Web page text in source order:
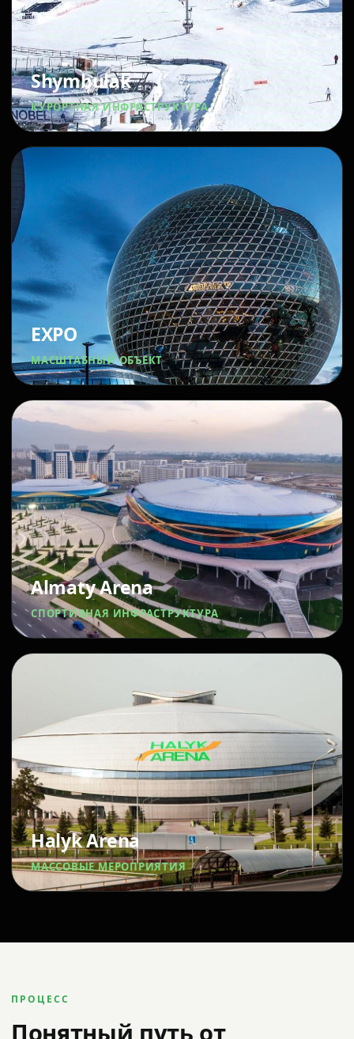
Shymbulak
КУРОРТНАЯ ИНФРАСТРУКТУРА
EXPO
МАСШТАБНЫЙ ОБЪЕКТ
Almaty Arena
СПОРТИВНАЯ ИНФРАСТРУКТУРА
Halyk Arena
МАССОВЫЕ МЕРОПРИЯТИЯ
ПРОЦЕСС
Понятный путь от